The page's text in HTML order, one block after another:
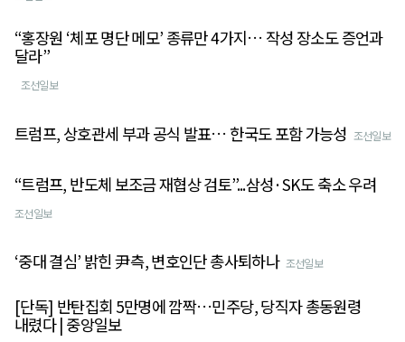
“홍장원 ‘체포 명단 메모’ 종류만 4가지… 작성 장소도 증언과
달라”
조선일보
트럼프, 상호관세 부과 공식 발표… 한국도 포함 가능성 조선일보
“트럼프, 반도체 보조금 재협상 검토”...삼성·SK도 축소 우려
조선일보
‘중대 결심’ 밝힌 尹측, 변호인단 총사퇴하나 조선일보
[단독] 반탄집회 5만명에 깜짝…민주당, 당직자 총동원령
내렸다 | 중앙일보